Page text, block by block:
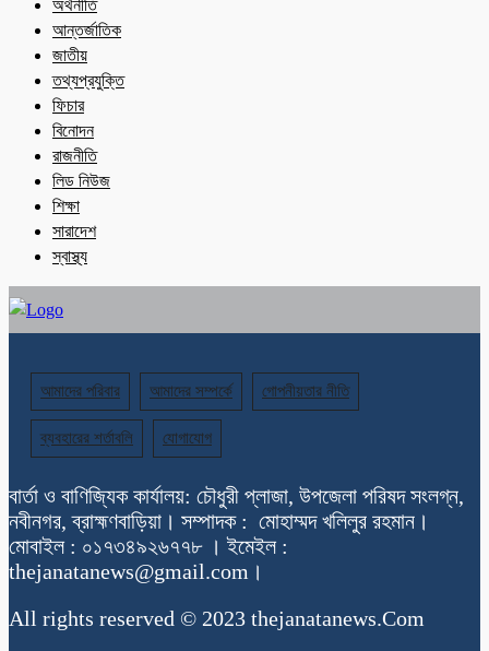
অর্থনীতি
আন্তর্জাতিক
জাতীয়
তথ্যপ্রযুক্তি
ফিচার
বিনোদন
রাজনীতি
লিড নিউজ
শিক্ষা
সারাদেশ
স্বাস্থ্য
আমাদের পরিবার আমাদের সম্পর্কে গোপনীয়তার নীতি
ব্যবহারের শর্তাবলি যোগাযোগ
বার্তা ও বাণিজ্যিক কার্যালয়: চৌধুরী প্লাজা, উপজেলা পরিষদ সংলগ্ন,
নবীনগর, ব্রাহ্মণবাড়িয়া। সম্পাদক : মোহাম্মদ খলিলুর রহমান।
মোবাইল : ০১৭৩৪৯২৬৭৭৮ । ইমেইল :
thejanatanews@gmail.com।
All rights reserved © 2023 thejanatanews.Com